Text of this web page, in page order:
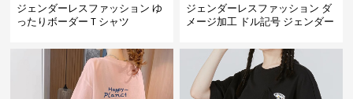
ジェンダーレスファッション ゆ
ったりボーダーＴシャツ
ジェンダーレスファッション ダ
メージ加工 ドル記号 ジェンダー